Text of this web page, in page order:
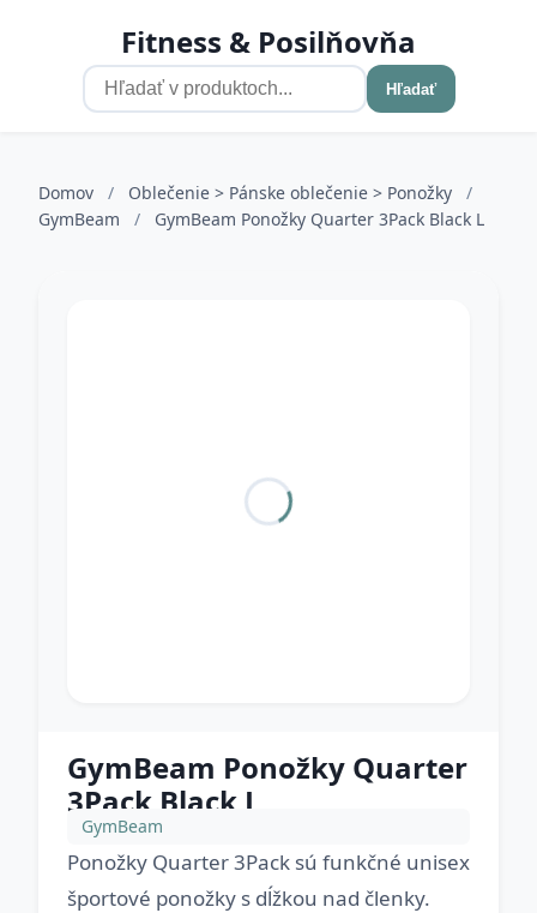
Fitness & Posilňovňa
Hľadať
Domov / Oblečenie > Pánske oblečenie > Ponožky
/
GymBeam
/ GymBeam Ponožky Quarter 3Pack Black L
GymBeam Ponožky Quarter
3Pack Black L
GymBeam
Ponožky Quarter 3Pack sú funkčné unisex
športové ponožky s dĺžkou nad členky.